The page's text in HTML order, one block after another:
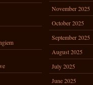
November 2025
October 2025
September 2025
August 2025
July 2025
June 2025